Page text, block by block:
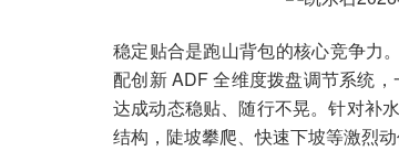
稳定贴合是跑山背包的核心竞争力
配创新 ADF 全维度拨盘调节系统
达成动态稳贴、随行不晃。针对补
结构，陡坡攀爬、快速下坡等激烈